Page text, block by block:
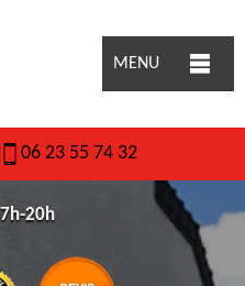
MENU
06 23 55 74 32
20h